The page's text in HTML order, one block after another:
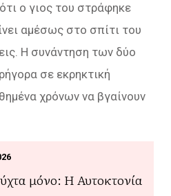
ο γιος του στράφηκε
αμέσως στο σπίτι του
Η συνάντηση των δύο
σε εκρηκτική
χρόνων να βγαίνουν
μόνο: Η Αυτοκτονία